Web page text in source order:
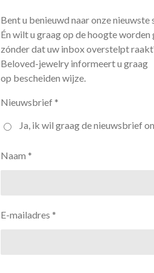
Bent u benieuwd naar onze nieuwste
Én wilt u graag op de hoogte worden
zónder dat uw inbox overstelpt
Beloved-jewelry informeert u graag
op bescheiden wijze.
Nieuwsbrief *
Ja, ik wil graag de nieuwsbrief
Naam *
E-mailadres *